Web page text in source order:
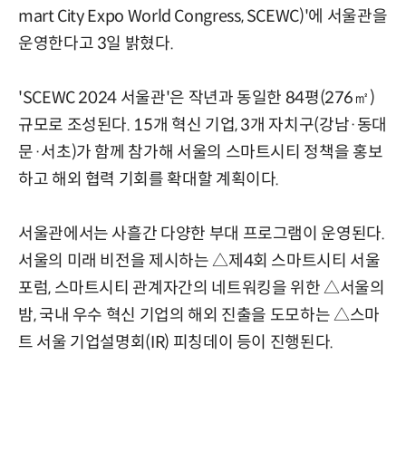
mart City Expo World Congress, SCEWC)'에 서울관을
운영한다고 3일 밝혔다.
'SCEWC 2024 서울관'은 작년과 동일한 84평(276㎡)
규모로 조성된다. 15개 혁신 기업, 3개 자치구(강남·동대
문·서초)가 함께 참가해 서울의 스마트시티 정책을 홍보
하고 해외 협력 기회를 확대할 계획이다.
서울관에서는 사흘간 다양한 부대 프로그램이 운영된다.
서울의 미래 비전을 제시하는 △제4회 스마트시티 서울
포럼, 스마트시티 관계자간의 네트워킹을 위한 △서울의
밤, 국내 우수 혁신 기업의 해외 진출을 도모하는 △스마
트 서울 기업설명회(IR) 피칭데이 등이 진행된다.